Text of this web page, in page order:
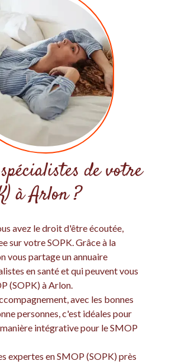
de votre
à Arlon ?
avez le droit d'être écoutée,
sur votre SOPK. Grâce à la
vous partage un annuaire
en santé et qui peuvent vous
(SOPK) à Arlon.
avec les bonnes
personnes, c'est idéales pour
intégrative pour le SMOP
expertes en SMOP (SOPK) près